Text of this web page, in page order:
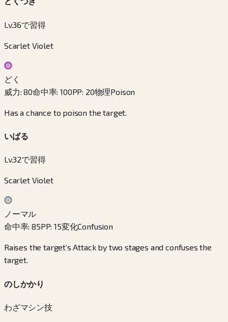
Lv.36で習得
Scarlet Violet
どく
威力:80命中率:100PP: 20物理Poison
Has a chance to poison the target.
いばる
Lv.32で習得
Scarlet Violet
ノーマル
命中率:85PP:15変化Confusion
Raises the target’s Attack by two stages and confuses the
target.
のしかかり
わざマシン技